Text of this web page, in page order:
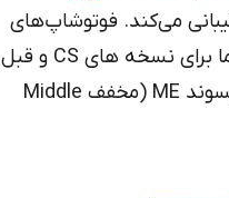
می‌کند. فوتوشاپ‌های
جدید یعنی از سری CC به بعد همه تایپ فارسی را پشتیبانی می‌کنند. اما برای نسخه های CS و قبل
از آن باید مطمئن شوید که فتوشاپ شما از نوع ویژه خاورمیانه است و پسوند ME (مخفف Middle